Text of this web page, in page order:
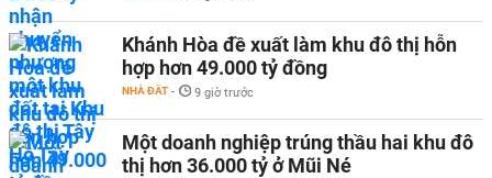
Khánh Hòa đề xuất làm khu đô thị hỗn
hợp hơn 49.000 tỷ đồng
NHÀ ĐẤT - 9 giờ trước
Một doanh nghiệp trúng thầu hai khu đô
thị hơn 36.000 tỷ ở Mũi Né